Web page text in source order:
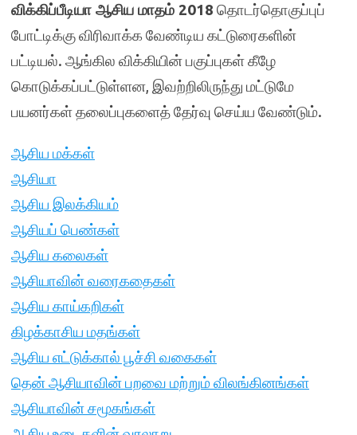
விக்கிப்பீடியா ஆசிய மாதம் 2018 தொடர்தொகுப்புப்
போட்டிக்கு விரிவாக்க வேண்டிய கட்டுரைகளின்
பட்டியல். ஆங்கில விக்கியின் பகுப்புகள் கீழே
கொடுக்கப்பட்டுள்ளன, இவற்றிலிருந்து மட்டுமே
பயனர்கள் தலைப்புகளைத் தேர்வு செய்ய வேண்டும்.
ஆசிய மக்கள்
ஆசியா
ஆசிய இலக்கியம்
ஆசியப் பெண்கள்
ஆசிய கலைகள்
ஆசியாவின் வரைகதைகள்
ஆசிய காய்கறிகள்
கிழக்காசிய மதங்கள்
ஆசிய எட்டுக்கால் பூச்சி வகைகள்
தென் ஆசியாவின் பறவை மற்றும் விலங்கினங்கள்
ஆசியாவின் சமூகங்கள்